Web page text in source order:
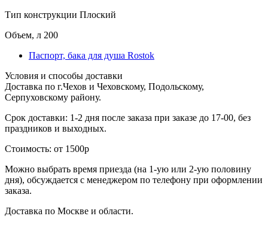
Тип конструкции Плоский
Объем, л 200
Паспорт, бака для душа Rostok
Условия и способы доставки
Доставка по г.Чехов и Чеховскому, Подольскому,
Серпуховскому району.
Срок доставки: 1-2 дня после заказа при заказе до 17-00, без
праздников и выходных.
Стоимость: от 1500р
Можно выбрать время приезда (на 1-ую или 2-ую половину
дня), обсуждается с менеджером по телефону при оформлении
заказа.
Доставка по Москве и области.